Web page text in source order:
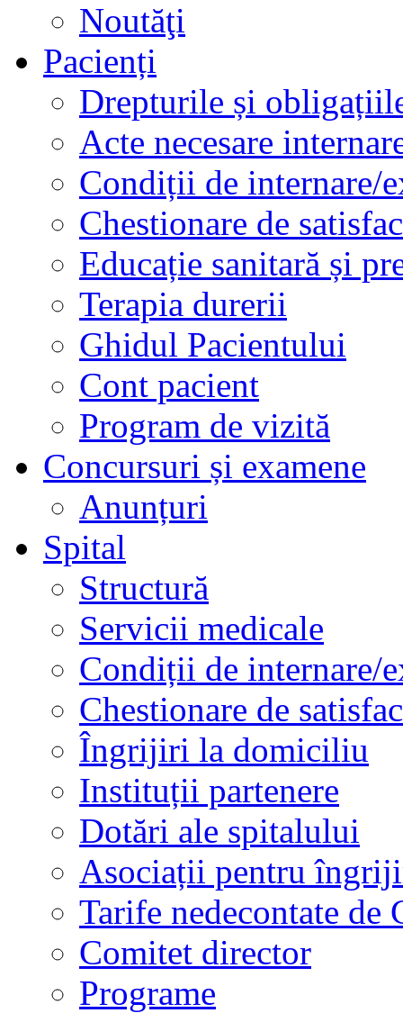
Noutăţi
Pacienți
Drepturile și
Acte necesare
Condiții de internare/
Chestionare de
Educație sanitară și
Terapia durerii
Ghidul Pacientului
Cont pacient
Program de vizită
Concursuri și examene
Anunțuri
Spital
Structură
Servicii medicale
Condiții de internare/
Chestionare de
Îngrijiri la domiciliu
Instituții partenere
Dotări ale spitalului
Asociații pentru
Tarife nedecontate de
Comitet director
Programe